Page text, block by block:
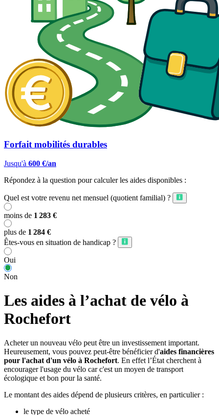
Forfait mobilités durables
Jusqu'à 600 €/an
Répondez à la question pour calculer les aides disponibles :
Quel est votre revenu net mensuel (quotient familial) ?
moins de 1 283 €
plus de 1 284 €
Êtes-vous en situation de handicap ?
Oui
Non
Les aides à l’achat de vélo à
Rochefort
Acheter un nouveau vélo peut être un investissement important.
Heureusement, vous pouvez peut-être bénéficier d'aides financières
pour l'achat d'un vélo à Rochefort. En effet l’État cherchent à
encourager l'usage du vélo car c'est un moyen de transport
écologique et bon pour la santé.
Le montant des aides dépend de plusieurs critères, en particulier :
le type de vélo acheté